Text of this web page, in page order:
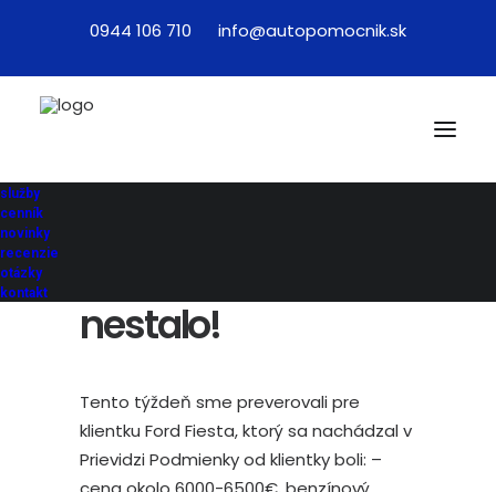
0944 106 710 info@autopomocnik.sk
služby
cenník
novinky
recenzie
otázky
kontakt
vozidla pre klienta:
nestalo!
Tento týždeň sme preverovali pre
klientku Ford Fiesta, ktorý sa nachádzal v
Prievidzi Podmienky od klientky boli: –